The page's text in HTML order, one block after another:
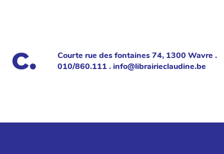
Courte rue des fontaines 74, 1300 Wavre .
010/860.111 . info@librairieclaudine.be